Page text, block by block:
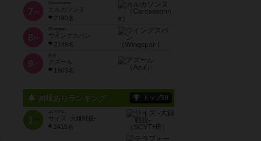
7 位
Carcassonne
カルカソンヌ
2190名
8 位
Wingspan
ウイングスパン
2149名
9 位
Azul
アズール
1903名
興味ありランキング トップ50
1位
SCYTHE
サイズ -大鎌戦役-
2415名